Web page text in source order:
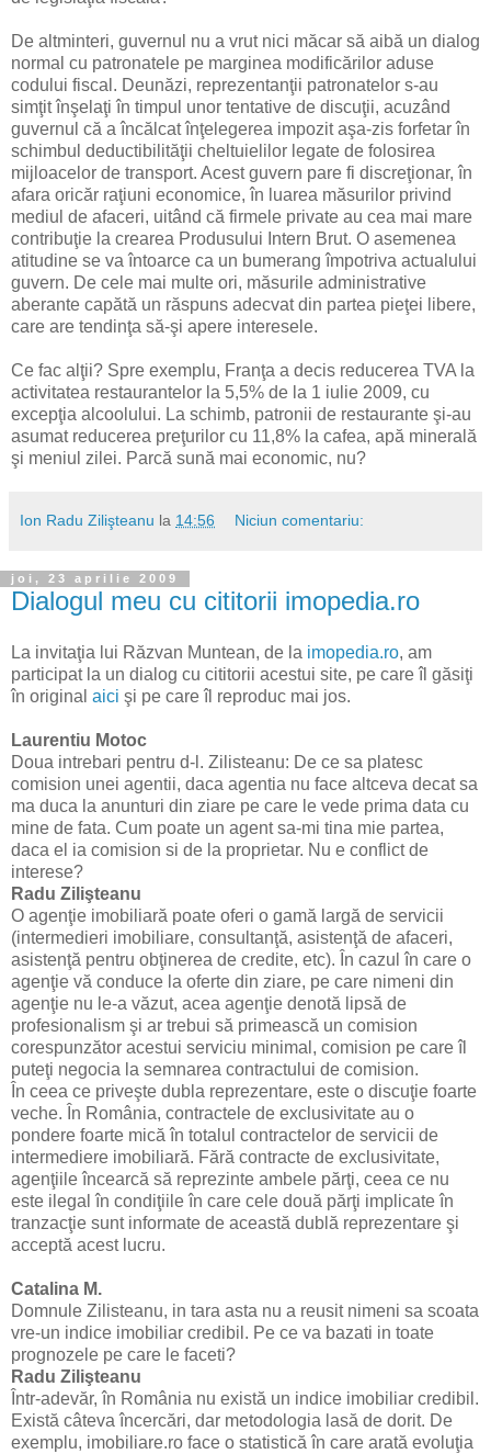
De altminteri, guvernul nu a vrut nici măcar să aibă un dialog
normal cu patronatele pe marginea modificărilor aduse
codului fiscal. Deunăzi, reprezentanţii patronatelor s-au
simţit înşelaţi în timpul unor tentative de discuţii, acuzând
guvernul că a încălcat înţelegerea impozit aşa-zis forfetar în
schimbul deductibilităţii cheltuielilor legate de folosirea
mijloacelor de transport. Acest guvern pare fi discreţionar, în
afara oricăr raţiuni economice, în luarea măsurilor privind
mediul de afaceri, uitând că firmele private au cea mai mare
contribuţie la crearea Produsului Intern Brut. O asemenea
atitudine se va întoarce ca un bumerang împotriva actualului
guvern. De cele mai multe ori, măsurile administrative
aberante capătă un răspuns adecvat din partea pieţei libere,
care are tendinţa să-şi apere interesele.
Ce fac alţii? Spre exemplu, Franţa a decis reducerea TVA la
activitatea restaurantelor la 5,5% de la 1 iulie 2009, cu
excepţia alcoolului. La schimb, patronii de restaurante şi-au
asumat reducerea preţurilor cu 11,8% la cafea, apă minerală
şi meniul zilei. Parcă sună mai economic, nu?
Ion Radu Zilişteanu la 14:56 Niciun comentariu:
joi, 23 aprilie 2009
Dialogul meu cu cititorii imopedia.ro
La invitaţia lui Răzvan Muntean, de la imopedia.ro, am
participat la un dialog cu cititorii acestui site, pe care îl găsiţi
în original aici şi pe care îl reproduc mai jos.
Laurentiu Motoc
Doua intrebari pentru d-l. Zilisteanu: De ce sa platesc
comision unei agentii, daca agentia nu face altceva decat sa
ma duca la anunturi din ziare pe care le vede prima data cu
mine de fata. Cum poate un agent sa-mi tina mie partea,
daca el ia comision si de la proprietar. Nu e conflict de
interese?
Radu Zilişteanu
O agenţie imobiliară poate oferi o gamă largă de servicii
(intermedieri imobiliare, consultanţă, asistenţă de afaceri,
asistenţă pentru obţinerea de credite, etc). În cazul în care o
agenţie vă conduce la oferte din ziare, pe care nimeni din
agenţie nu le-a văzut, acea agenţie denotă lipsă de
profesionalism şi ar trebui să primească un comision
corespunzător acestui serviciu minimal, comision pe care îl
puteţi negocia la semnarea contractului de comision.
În ceea ce priveşte dubla reprezentare, este o discuţie foarte
veche. În România, contractele de exclusivitate au o
pondere foarte mică în totalul contractelor de servicii de
intermediere imobiliară. Fără contracte de exclusivitate,
agenţiile încearcă să reprezinte ambele părţi, ceea ce nu
este ilegal în condiţiile în care cele două părţi implicate în
tranzacţie sunt informate de această dublă reprezentare şi
acceptă acest lucru.
Catalina M.
Domnule Zilisteanu, in tara asta nu a reusit nimeni sa scoata
vre-un indice imobiliar credibil. Pe ce va bazati in toate
prognozele pe care le faceti?
Radu Zilişteanu
Într-adevăr, în România nu există un indice imobiliar credibil.
Există câteva încercări, dar metodologia lasă de dorit. De
exemplu, imobiliare.ro face o statistică în care arată evoluţia